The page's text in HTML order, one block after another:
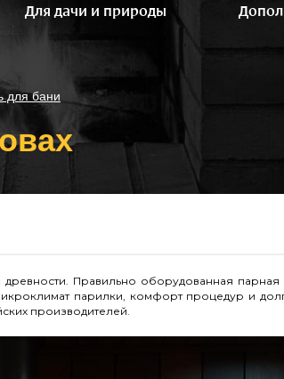
Для дачи и природы
для бани
Правильно оборудованная
парилки, комфорт процедур и
производителей.